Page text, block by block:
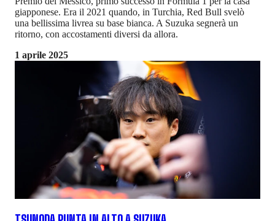
giapponese. Era il 2021 quando, in Turchia, Red Bull svelò
una bellissima livrea su base bianca. A Suzuka segnerà un
ritorno, con accostamenti diversi da allora.
1 aprile 2025